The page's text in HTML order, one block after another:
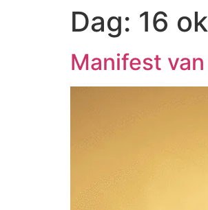
Dag: 16
Manifest